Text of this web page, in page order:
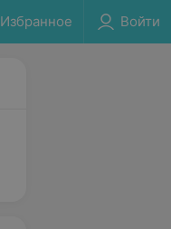
Избранное Войти